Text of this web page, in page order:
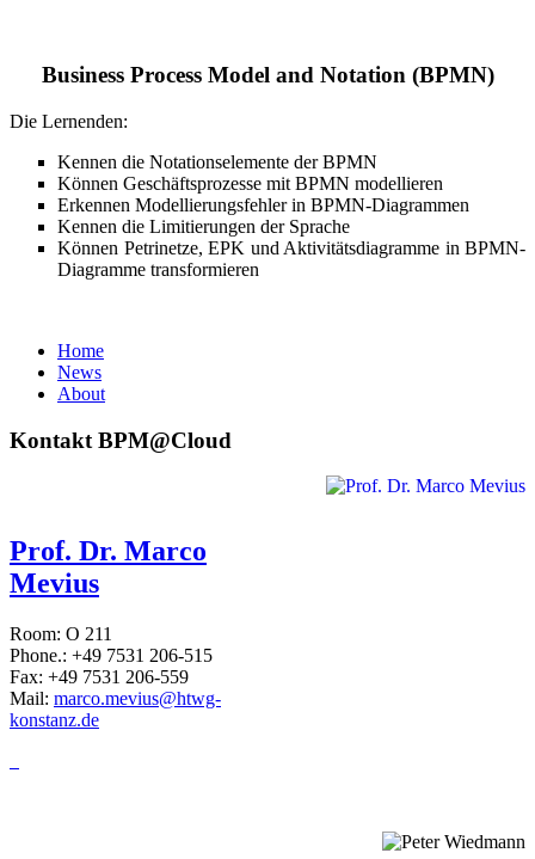
Business Process Model and Notation (BPMN)
Die Lernenden:
Kennen die Notationselemente der BPMN
Können Geschäftsprozesse mit BPMN modellieren
Erkennen Modellierungsfehler in BPMN-Diagrammen
Kennen die Limitierungen der Sprache
Können Petrinetze, EPK und Aktivitätsdiagramme in BPMN-
Diagramme transformieren
Home
News
About
Kontakt BPM@Cloud
Prof. Dr. Marco
Mevius
Room: O 211
Phone.: +49 7531 206-515
Fax: +49 7531 206-559
Mail: marco.mevius@htwg-
konstanz.de